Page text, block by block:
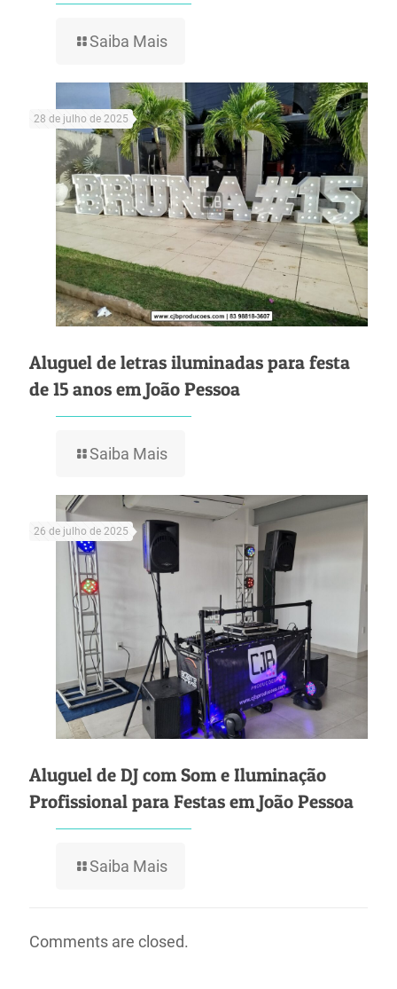
Saiba Mais
28 de julho de 2025
Aluguel de letras iluminadas para festa
de 15 anos em João Pessoa
Saiba Mais
26 de julho de 2025
Aluguel de DJ com Som e Iluminação
Profissional para Festas em João Pessoa
Saiba Mais
Comments are closed.